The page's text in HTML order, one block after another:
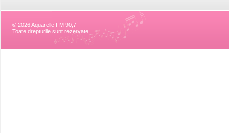
© 2026 Aquarelle FM 90,7
Toate drepturile sunt rezervate